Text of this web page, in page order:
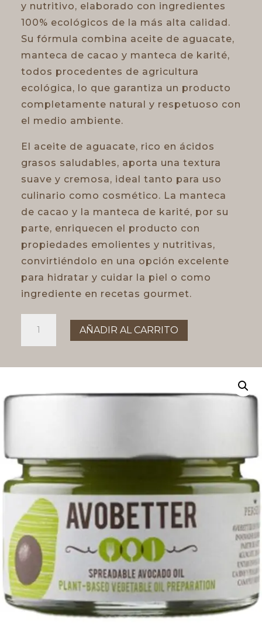
y nutritivo, elaborado con ingredientes
100% ecológicos de la más alta calidad.
Su fórmula combina aceite de aguacate,
manteca de cacao y manteca de karité,
todos procedentes de agricultura
ecológica, lo que garantiza un producto
completamente natural y respetuoso con
el medio ambiente.
El aceite de aguacate, rico en ácidos
grasos saludables, aporta una textura
suave y cremosa, ideal tanto para uso
culinario como cosmético. La manteca
de cacao y la manteca de karité, por su
parte, enriquecen el producto con
propiedades emolientes y nutritivas,
convirtiéndolo en una opción excelente
para hidratar y cuidar la piel o como
ingrediente en recetas gourmet.
MANTEQUILLA
AGUACATE
AÑADIR AL CARRITO